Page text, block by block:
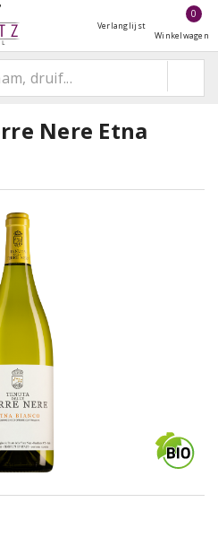
Verlanglijst
0
Winkelwagen
Nere Etna